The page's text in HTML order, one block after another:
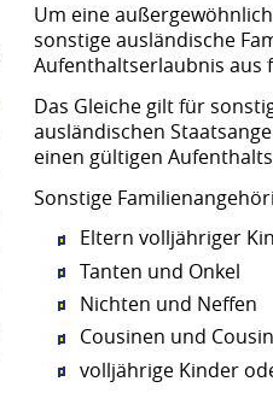
Um eine
sonstige ausländische
Aufenthaltserlaubnis aus
Das Gleiche gilt für
ausländischen
einen gültigen
Sonstige
Eltern volljähriger
Tanten und Onkel
Nichten und Neffen
Cousinen und
volljährige Kinder